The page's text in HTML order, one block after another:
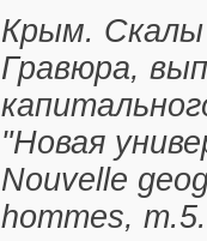
Крым.
Гравюра,
"Новая
Nouvelle
hommes,